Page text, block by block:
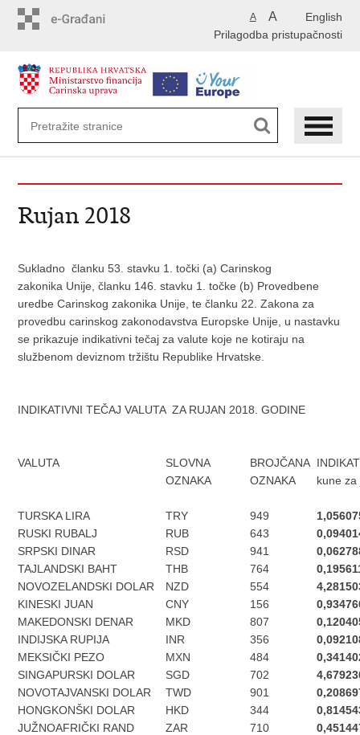
English
A A
Prilagodba pristupačnosti
Rujan 2018
Sukladno članku 53. stavku 1. točki (a) Carinskog
zakonika Unije, članku 146. stavku 1. točke (b) Provedbene
uredbe Carinskog zakonika Unije, te članku 22. Zakona za
provedbu carinskog zakonodavstva Europske Unije, u nastavku
se prikazuje indikativni tečaj za valute koje ne kotiraju na
službenom deviznom tržištu Republike Hrvatske.
INDIKATIVNI TEČAJ VALUTA ZA RUJAN 2018. GODINE
VALUTA SLOVNA BROJČANA
OZNAKA
OZNAKA kune za
TURSKA LIRA TRY 949
RUSKI RUBALJ
RUB 643
SRPSKI DINAR
RSD 941
TAJLANDSKI BAHT
THB 764
NOVOZELANDSKI DOLAR
NZD 554
KINESKI JUAN
CNY 156
MAKEDONSKI DENAR
MKD 807
INDIJSKA RUPIJA
INR 356
MEKSIČKI PEZO
MXN 484
SINGAPURSKI DOLAR
SGD 702
NOVOTAJVANSKI DOLAR
TWD 901
HONGKONŠKI DOLAR
HKD 344
JUŽNOAFRIČKI RAND
ZAR 710